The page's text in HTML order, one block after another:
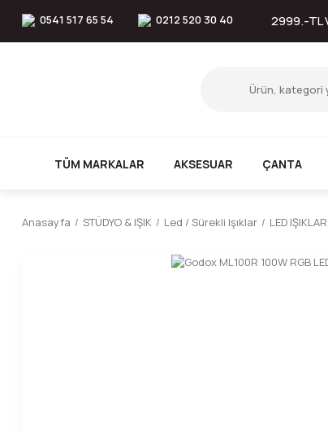
0541 517 65 54 0212 520 30 40 2999.-TL
TÜM MARKALAR AKSESUAR ÇANTA
Anasayfa STÜDYO & IŞIK Led / Sürekli Işıklar LED IŞIKLAR